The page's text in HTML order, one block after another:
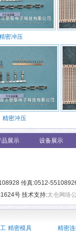
密冲压
精密冲压
品展示 设备展示
传真:0512-
号 技术支持:太仓网络
精密模具 精密